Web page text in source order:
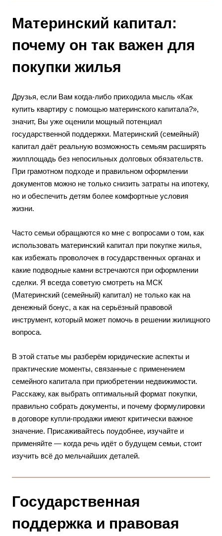
Материнский капитал:
почему он так важен для
покупки жилья
Друзья, если Вам когда-либо приходила мысль «Как
купить квартиру с помощью материнского капитала?»,
значит, Вы уже оценили мощный потенциал
государственной поддержки. Материнский (семейный)
капитал даёт реальную возможность семьям расширять
жилплощадь без непосильных долговых обязательств.
При грамотном подходе и правильном оформлении
документов можно не только снизить затраты на ипотеку,
но и обеспечить детям более комфортные условия
жизни.
Часто семьи обращаются ко мне с вопросами о том, как
использовать материнский капитал при покупке жилья,
как избежать проволочек в государственных органах и
какие подводные камни встречаются при оформлении
сделки. Я всегда советую смотреть на МСК
(Материнский (семейный) капитал) не только как на
денежный бонус, а как на серьёзный правовой
инструмент, который может помочь в решении жилищного
вопроса.
В этой статье мы разберём юридические аспекты и
практические моменты, связанные с применением
семейного капитала при приобретении недвижимости.
Расскажу, как выбрать оптимальный формат покупки,
правильно собрать документы, и почему формулировки
в договоре купли-продажи имеют критически важное
значение. Присаживайтесь поудобнее, изучайте и
применяйте — когда речь идёт о будущем семьи, стоит
изучить всё до мельчайших деталей.
Государственная
поддержка и правовая